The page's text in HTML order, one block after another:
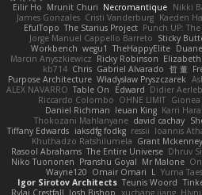
Eilir Ho Mrunit Churi Necromantique Nikki
James Gonzales Cristi Vanderburg Kaeden
EfulTopo The Starius Project Punch UP:
Jorge Manuel Cappello Barreto Sticky
Workbench wegu1 TheHappyElite
Marcin Anyszkiewicz Ricky Robinson Elizabeth
kb714 Chris Gabriel Alvarado 哲 董
Purpose Architecture Władysław Pryszczarek
ALEX NAVARRO Table On Edward Didier
Riccardo Colombo OHNE LIMIT
Daniel Richman Ieuan King Karri
Thokozani Mahlanyane david cachay
Tiffany Edwards iaksdfg fodkg ressii Ioannis
Khuthadzo Ratshilumela Grant Mckenney
Rasool Abrahams The Entire Universe Dhruv
Niko Tuononen Pranshu Goyal Mr Malone
Wayne120 Omair Omari L Yuma
Igor Sirotov Architects Teunis Woord
Rylai Crestfall Josh Bishop xuchang jiang